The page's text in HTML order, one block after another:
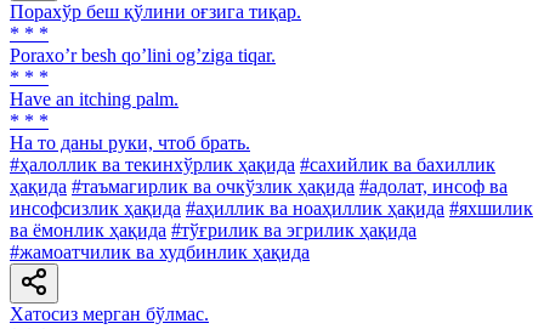
Порахўр беш қўлини оғзига тиқар.
* * *
Poraxoʼr besh qoʼlini ogʼziga tiqar.
* * *
Have an itching palm.
* * *
На то даны руки, чтоб брать.
#ҳалоллик ва текинхўрлик ҳақида #сахийлик ва бахиллик
ҳақида #таъмагирлик ва очкўзлик ҳақида #адолат, инсоф ва
инсофсизлик ҳақида #аҳиллик ва ноаҳиллик ҳақида #яхшилик
ва ёмонлик ҳақида #тўғрилик ва эгрилик ҳақида
#жамоатчилик ва худбинлик ҳақида
Хатосиз мерган бўлмас.